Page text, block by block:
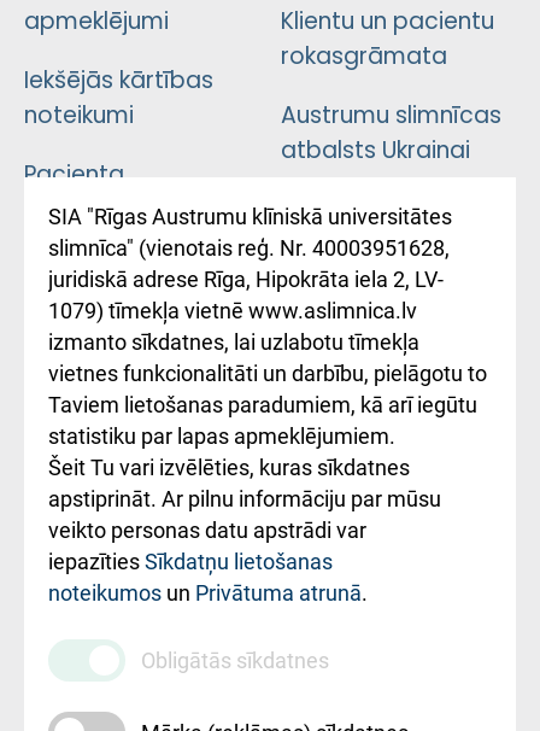
apmeklējumi
Iekšējās kārtības
noteikumi
Pacienta
atsauksmju/sūdzību
iesniegšanas
kārtība
Kā pie mums nokļūt
Rēķinu apmaksas
ceļvedis
Rekvizīti un
ārstniecības
iestādes kods
010000234
Maksas
pakalpojumu
cenrādis
Klientu un pacientu
rokasgrāmata
Austrumu slimnīcas
atbalsts Ukrainai
Підтримка Східної
лікарні та співпраця з
Україною
SIA "Rīgas Austrumu klīniskā universitātes
slimnīca" (vienotais reģ. Nr. 40003951628,
juridiskā adrese Rīga, Hipokrāta iela 2, LV-
1079) tīmekļa vietnē www.aslimnica.lv
izmanto sīkdatnes, lai uzlabotu tīmekļa
vietnes funkcionalitāti un darbību, pielāgotu to
Taviem lietošanas paradumiem, kā arī iegūtu
statistiku par lapas apmeklējumiem.
Šeit Tu vari izvēlēties, kuras sīkdatnes
apstiprināt. Ar pilnu informāciju par mūsu
veikto personas datu apstrādi var
iepazītiesSīkdatņu lietošanas
noteikumos un Privātuma atrunā.
Obligātās sīkdatnes